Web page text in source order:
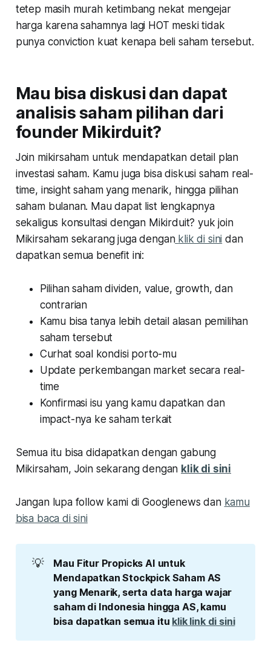
tetep masih murah ketimbang nekat mengejar
harga karena sahamnya lagi HOT meski tidak
punya conviction kuat kenapa beli saham tersebut.
Mau bisa diskusi dan dapat
analisis saham pilihan dari
founder Mikirduit?
Join mikirsaham untuk mendapatkan detail plan
investasi saham. Kamu juga bisa diskusi saham real-
time, insight saham yang menarik, hingga pilihan
saham bulanan. Mau dapat list lengkapnya
sekaligus konsultasi dengan Mikirduit? yuk join
Mikirsaham sekarang juga dengan klik di sini dan
dapatkan semua benefit ini:
Pilihan saham dividen, value, growth, dan
contrarian
Kamu bisa tanya lebih detail alasan pemilihan
saham tersebut
Curhat soal kondisi porto-mu
Update perkembangan market secara real-
time
Konfirmasi isu yang kamu dapatkan dan
impact-nya ke saham terkait
Semua itu bisa didapatkan dengan gabung
Mikirsaham, Join sekarang dengan klik di sini
Jangan lupa follow kami di Googlenews dan kamu
bisa baca di sini
💡
Mau Fitur Propicks AI untuk
Mendapatkan Stockpick Saham AS
yang Menarik, serta data harga wajar
saham di Indonesia hingga AS, kamu
bisa dapatkan semua itu klik link di sini